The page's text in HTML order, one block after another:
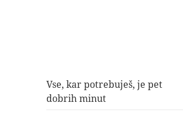
Vse, kar potrebuješ, je pet
dobrih minut